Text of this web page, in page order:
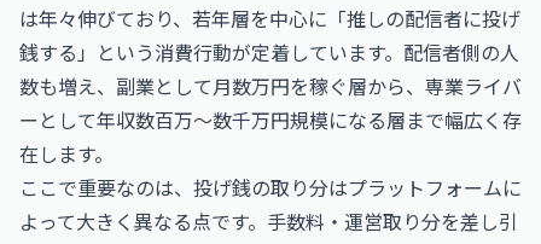
は年々伸びており、若年層を中心に「推しの配信者に投げ
銭する」という消費行動が定着しています。配信者側の人
数も増え、副業として月数万円を稼ぐ層から、専業ライバ
ーとして年収数百万〜数千万円規模になる層まで幅広く存
在します。
ここで重要なのは、投げ銭の取り分はプラットフォームに
よって大きく異なる点です。手数料・運営取り分を差し引